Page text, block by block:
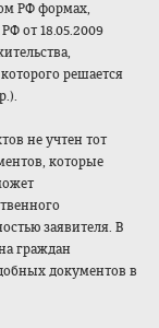
РФ формах,
от 18.05.2009
решается
не учтен тот
которые
заявителя. В
граждан
документов в